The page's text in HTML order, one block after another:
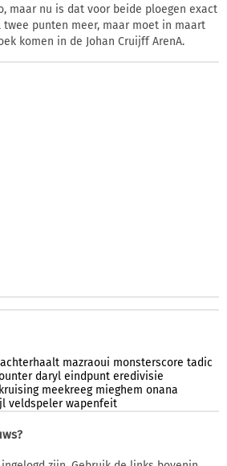
maar nu is dat voor beide ploegen exact
twee punten meer, maar moet in maart
komen in de Johan Cruijff ArenA.
achterhaalt mazraoui monsterscore tadic
daryl eindpunt eredivisie
kruising meekreeg mieghem onana
veldspeler wapenfeit